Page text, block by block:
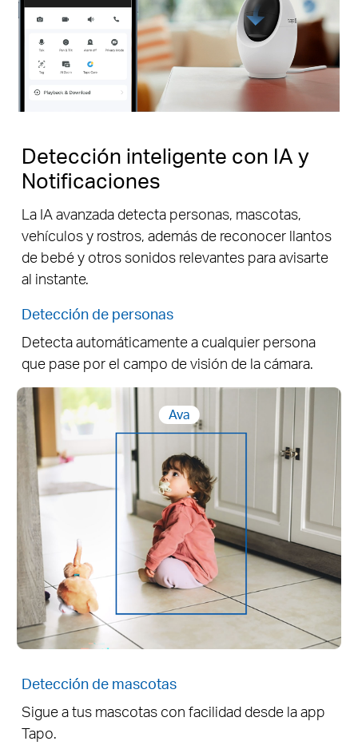
Pause
Detección inteligente con IA y
Notificaciones
La IA avanzada detecta personas, mascotas,
vehículos y rostros, además de reconocer llantos
de bebé y otros sonidos relevantes para avisarte
al instante.
Detección de personas
Detecta automáticamente a cualquier persona
que pase por el campo de visión de la cámara.
Ava
Detección de mascotas
Sigue a tus mascotas con facilidad desde la app
Tapo.